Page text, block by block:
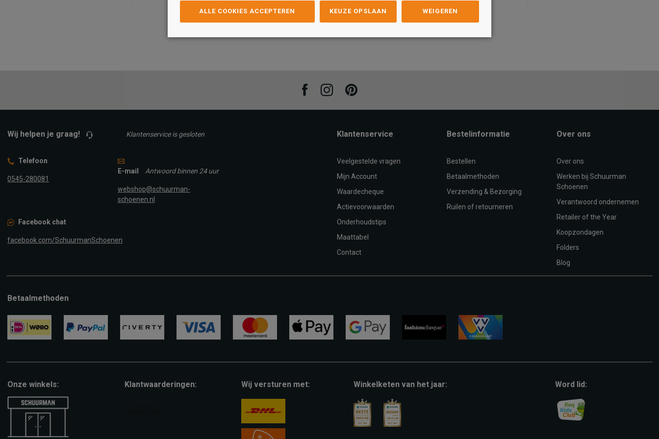
31 32 33 34/35
Maat
30
31 32 33 34/35
Maat
30
31 32 33 34/35
FacebookInstagramPinterest
Wij helpen je graag! Klantenservice is gesloten
Telefoon
0545-280081
E-mail Antwoord binnen 24 uur
webshop@schuurman-
schoenen.nl
Facebook chat
facebook.com/SchuurmanSchoenen
Klantenservice
Veelgestelde vragen
Mijn Account
Waardecheque
Actievoorwaarden
Onderhoudstips
Maattabel
Contact
Bestelinformatie
Bestellen
Betaalmethoden
Verzending & Bezorging
Ruilen of retourneren
Over ons
Over ons
Werken bij Schuurman
Schoenen
Verantwoord ondernemen
Retailer of the Year
Koopzondagen
Folders
Blog
Betaalmethoden
Onze winkels: Klantwaarderingen: Wij versturen met: Winkelketen van het jaar: Word lid:
ALLE COOKIES ACCEPTEREN KEUZE OPSLAAN WEIGEREN